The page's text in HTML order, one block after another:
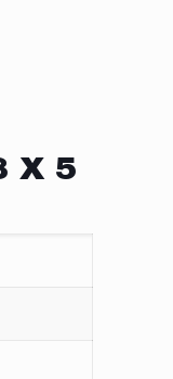
X 5